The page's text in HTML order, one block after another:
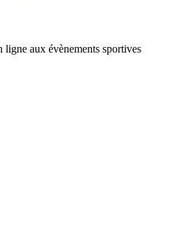
aux évènements sportives